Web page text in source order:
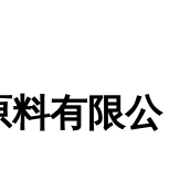
料有限公